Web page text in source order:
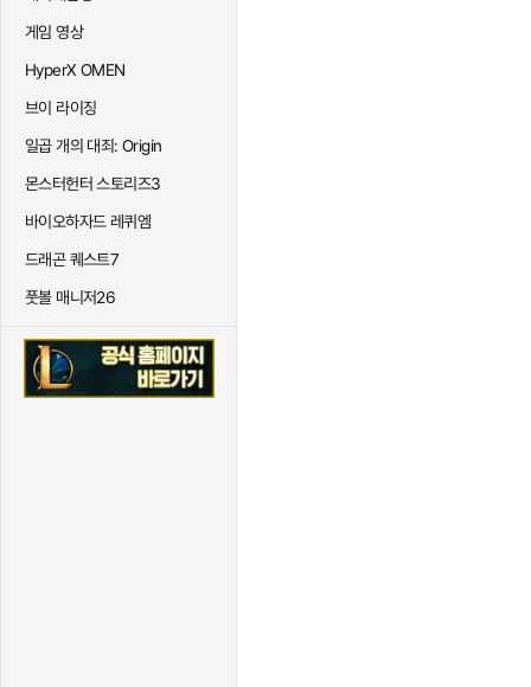
게임 영상
HyperX OMEN
브이 라이징
일곱 개의 대죄: Origin
몬스터헌터 스토리즈3
바이오하자드 레퀴엠
드래곤 퀘스트7
풋볼 매니저26